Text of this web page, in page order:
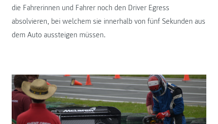
die Fahrerinnen und Fahrer noch den Driver Egress
absolvieren, bei welchem sie innerhalb von fünf Sekunden aus
dem Auto aussteigen müssen.